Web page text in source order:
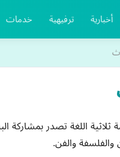
أخبارية ترفيهية خدمات
اللغة تصدر بمشاركة
والفلسفة والفن.